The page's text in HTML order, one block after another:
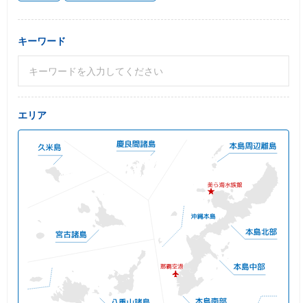
キーワード
エリア